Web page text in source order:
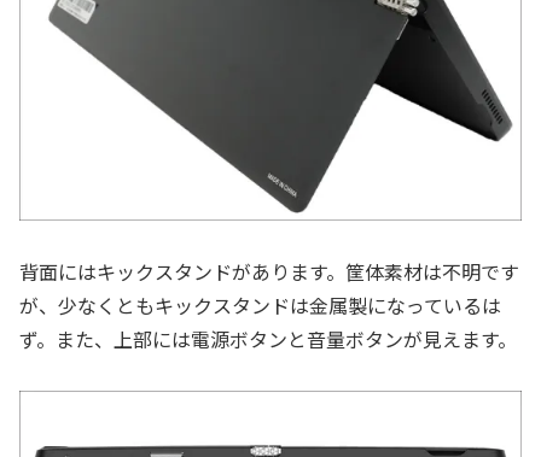
背面にはキックスタンドがあります。筐体素材は不明です
が、少なくともキックスタンドは金属製になっているは
ず。また、上部には電源ボタンと音量ボタンが見えます。